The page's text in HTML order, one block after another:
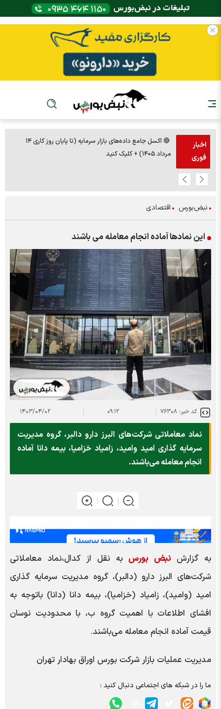
اخبار
فوری
🔴 اکسل جامع داده‌های بازار سرمایه (تا پایان روز کاری ۱۴
مرداد ۱۴۰۵) + کلیک کنید
نبض‌بورس اقتصادی
این نمادها آماده انجام معامله می باشند
کد خبر: ۷۶۳۰۸ ۰۹:۱۲ ۱۴۰۳/۰۴/۰۲
نماد معاملاتی شرکت‌های البرز دارو دالبر، گروه مدیریت
سرمایه گذاری امید وامید، زامیاد خزامیا، بیمه دانا آماده
انجام معامله می‌باشند.
به گزارش نبض بورس به نقل از کدال،نماد معاملاتی
شرکت‌های البرز دارو (دالبر)، گروه مدیریت سرمایه گذاری
امید (وامید)، زامیاد (خزامیا)، بیمه دانا (دانا) باتوجه به
افشای اطلاعات با اهمیت گروه ب، با محدودیت نوسان
قیمت آماده انجام معامله می‌باشند.
مدیریت عملیات بازار شرکت بورس اوراق بهادار تهران
ما را در شبکه های اجتماعی دنبال کنید :